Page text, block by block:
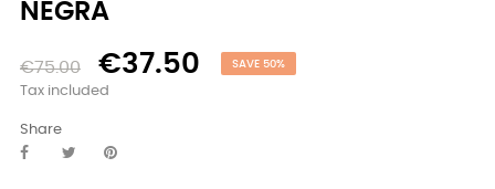
NEGRA
€75.00 €37.50 SAVE 50%
Tax included
Share